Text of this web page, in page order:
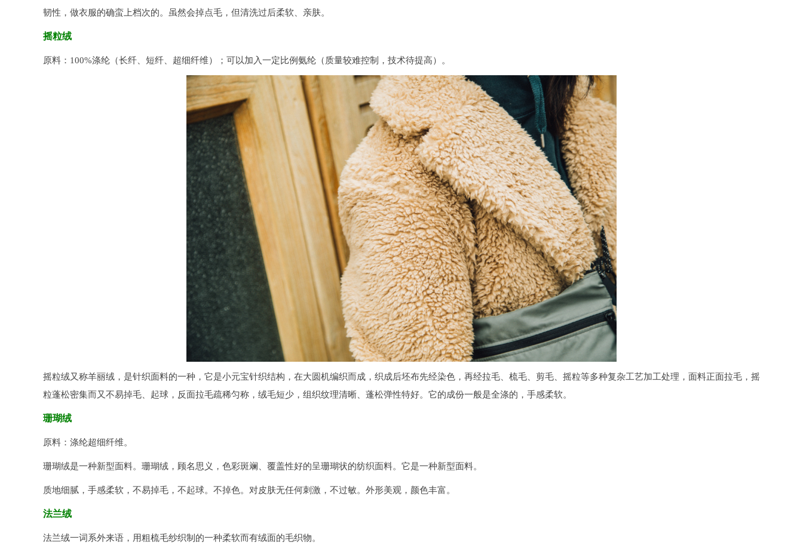
韧性，做衣服的确蛮上档次的。虽然会掉点毛，但清洗过后柔软、亲肤。
摇粒绒
原料：100%涤纶（长纤、短纤、超细纤维）；可以加入一定比例氨纶（质量较难控制，技术待提高）。
摇粒绒又称羊丽绒，是针织面料的一种，它是小元宝针织结构，在大圆机编织而成，织成后坯布先经染色，再经拉毛、梳毛、剪毛、摇粒等多种复杂工艺加工处理，面料正面拉毛，摇
粒蓬松密集而又不易掉毛、起球，反面拉毛疏稀匀称，绒毛短少，组织纹理清晰、蓬松弹性特好。它的成份一般是全涤的，手感柔软。
珊瑚绒
原料：涤纶超细纤维。
珊瑚绒是一种新型面料。珊瑚绒，顾名思义，色彩斑斓、覆盖性好的呈珊瑚状的纺织面料。它是一种新型面料。
质地细腻，手感柔软，不易掉毛，不起球。不掉色。对皮肤无任何刺激，不过敏。外形美观，颜色丰富。
法兰绒
法兰绒一词系外来语，用粗梳毛纱织制的一种柔软而有绒面的毛织物。